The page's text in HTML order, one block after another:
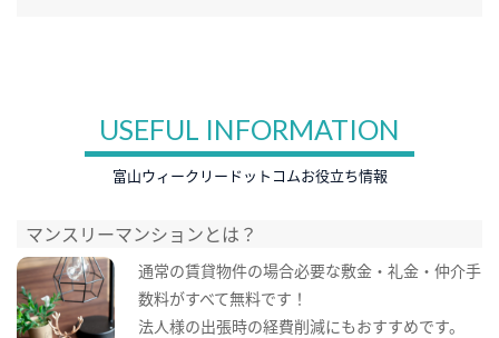
USEFUL INFORMATION
富山ウィークリードットコムお役立ち情報
マンスリーマンションとは？
通常の賃貸物件の場合必要な敷金・礼金・仲介手
数料がすべて無料です！
法人様の出張時の経費削減にもおすすめです。